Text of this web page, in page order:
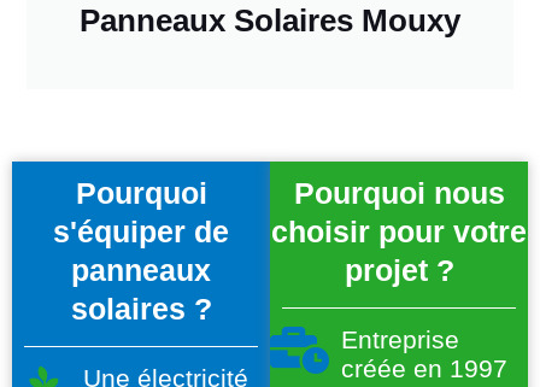
Panneaux Solaires Mouxy
Pourquoi
s'équiper de
panneaux
solaires ?
Une électricité
Pourquoi nous
choisir pour votre
projet ?
Entreprise
créée en 1997